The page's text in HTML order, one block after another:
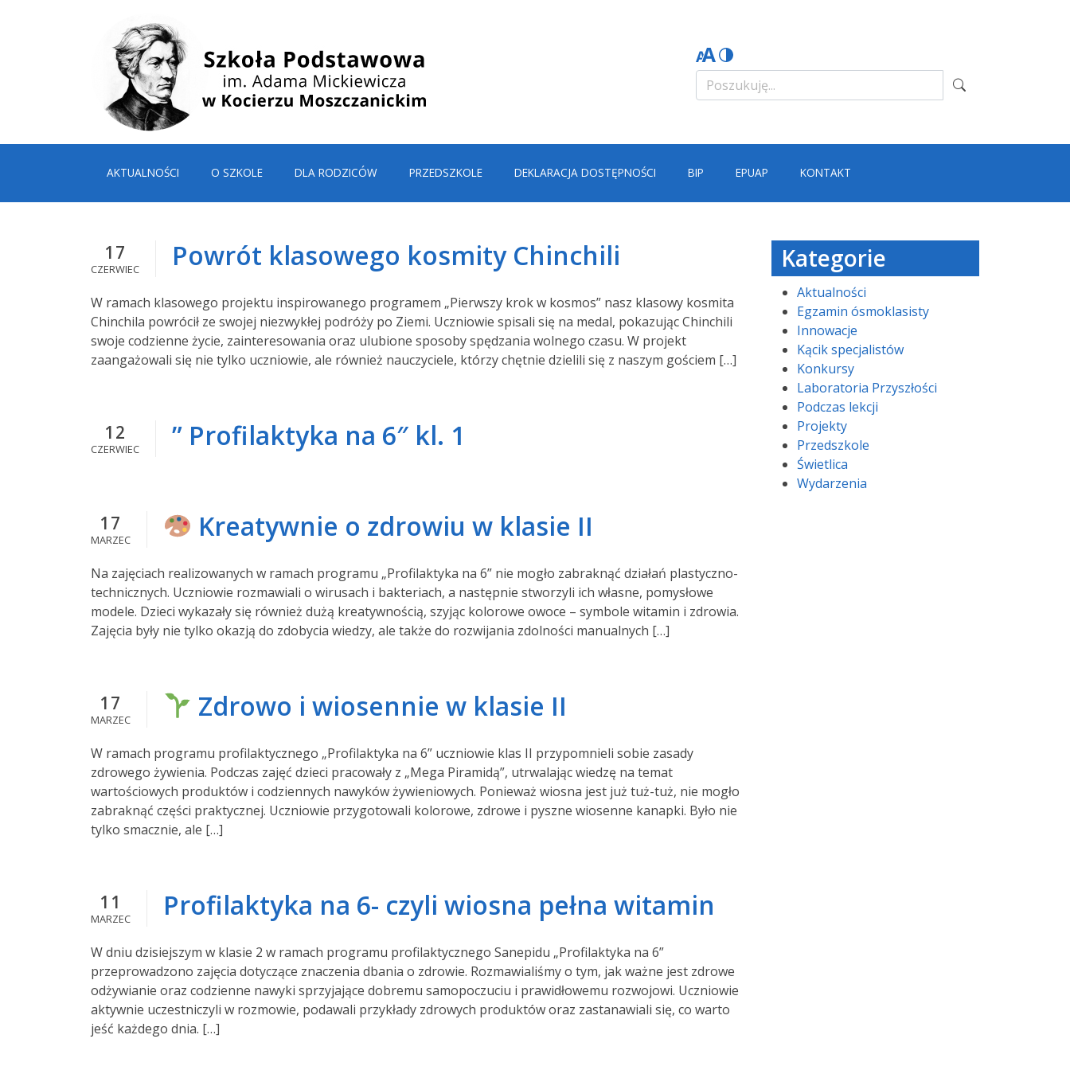
AKTUALNOŚCI O SZKOLE DLA RODZICÓW PRZEDSZKOLE DEKLARACJA DOSTĘPNOŚCI BIP EPUAP KONTAKT
17
CZERWIEC Powrót klasowego kosmity Chinchili
W ramach klasowego projektu inspirowanego programem „Pierwszy krok w kosmos” nasz klasowy kosmita
Chinchila powrócił ze swojej niezwykłej podróży po Ziemi. Uczniowie spisali się na medal, pokazując Chinchili
swoje codzienne życie, zainteresowania oraz ulubione sposoby spędzania wolnego czasu. W projekt
zaangażowali się nie tylko uczniowie, ale również nauczyciele, którzy chętnie dzielili się z naszym gościem […]
12
CZERWIEC ” Profilaktyka na 6″ kl. 1
17
MARZEC Kreatywnie o zdrowiu w klasie II
Na zajęciach realizowanych w ramach programu „Profilaktyka na 6” nie mogło zabraknąć działań plastyczno-
technicznych. Uczniowie rozmawiali o wirusach i bakteriach, a następnie stworzyli ich własne, pomysłowe
modele. Dzieci wykazały się również dużą kreatywnością, szyjąc kolorowe owoce – symbole witamin i zdrowia.
Zajęcia były nie tylko okazją do zdobycia wiedzy, ale także do rozwijania zdolności manualnych […]
17
MARZEC Zdrowo i wiosennie w klasie II
W ramach programu profilaktycznego „Profilaktyka na 6” uczniowie klas II przypomnieli sobie zasady
zdrowego żywienia. Podczas zajęć dzieci pracowały z „Mega Piramidą”, utrwalając wiedzę na temat
wartościowych produktów i codziennych nawyków żywieniowych. Ponieważ wiosna jest już tuż-tuż, nie mogło
zabraknąć części praktycznej. Uczniowie przygotowali kolorowe, zdrowe i pyszne wiosenne kanapki. Było nie
tylko smacznie, ale […]
11
MARZEC Profilaktyka na 6- czyli wiosna pełna witamin
W dniu dzisiejszym w klasie 2 w ramach programu profilaktycznego Sanepidu „Profilaktyka na 6”
przeprowadzono zajęcia dotyczące znaczenia dbania o zdrowie. Rozmawialiśmy o tym, jak ważne jest zdrowe
odżywianie oraz codzienne nawyki sprzyjające dobremu samopoczuciu i prawidłowemu rozwojowi. Uczniowie
aktywnie uczestniczyli w rozmowie, podawali przykłady zdrowych produktów oraz zastanawiali się, co warto
jeść każdego dnia. […]
Kategorie
Aktualności
Egzamin ósmoklasisty
Innowacje
Kącik specjalistów
Konkursy
Laboratoria Przyszłości
Podczas lekcji
Projekty
Przedszkole
Świetlica
Wydarzenia